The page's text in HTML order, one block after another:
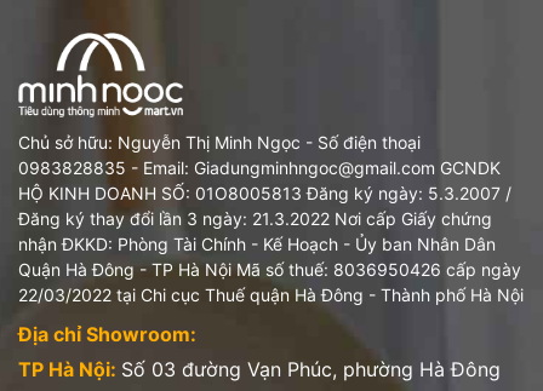
Chủ sở hữu: Nguyễn Thị Minh Ngọc - Số điện thoại
0983828835 - Email: Giadungminhngoc@gmail.com GCNDK
HỘ KINH DOANH SỐ: 01O8005813 Đăng ký ngày: 5.3.2007 /
Đăng ký thay đổi lần 3 ngày: 21.3.2022 Nơi cấp Giấy chứng
nhận ĐKKD: Phòng Tài Chính - Kế Hoạch - Ủy ban Nhân Dân
Quận Hà Đông - TP Hà Nội Mã số thuế: 8036950426 cấp ngày
22/03/2022 tại Chi cục Thuế quận Hà Đông - Thành phố Hà Nội
Địa chỉ Showroom:
TP Hà Nội: Số 03 đường Vạn Phúc, phường Hà Đông